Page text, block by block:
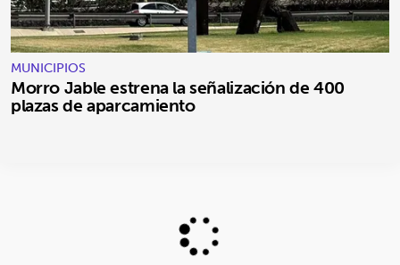
MUNICIPIOS
Morro Jable estrena la señalización de 400
plazas de aparcamiento